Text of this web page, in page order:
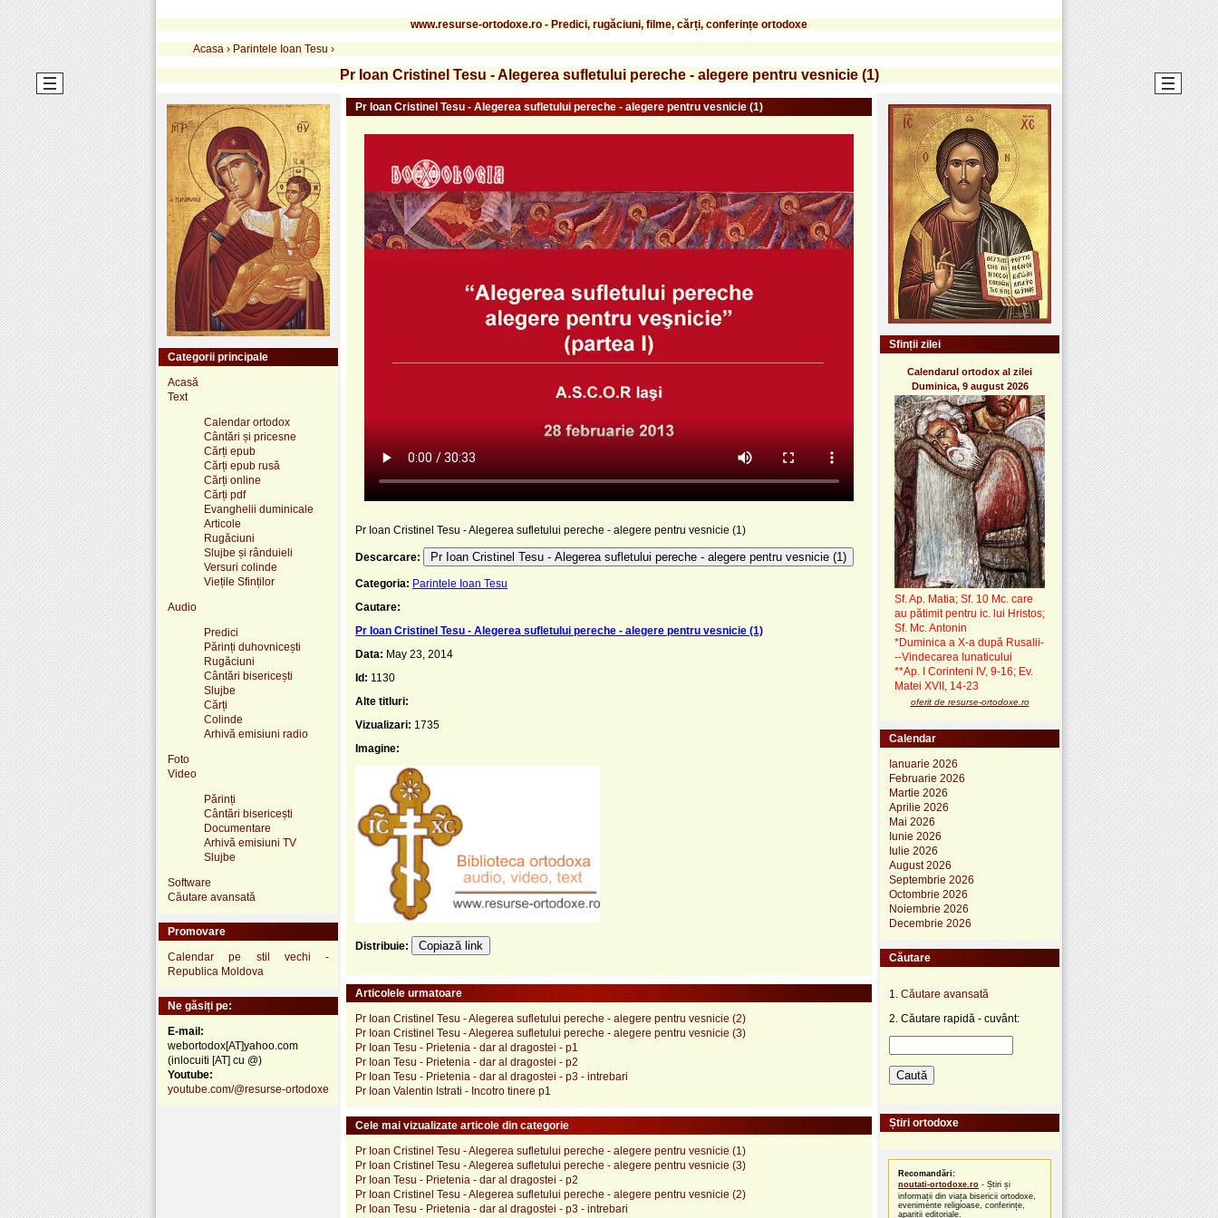
www.resurse-ortodoxe.ro - Predici, rugăciuni, filme, cărți, conferințe ortodoxe
Acasa › Parintele Ioan Tesu ›
Pr Ioan Cristinel Tesu - Alegerea sufletului pereche - alegere pentru vesnicie (1)
Pr Ioan Cristinel Tesu - Alegerea sufletului pereche - alegere pentru vesnicie (1)
Pr Ioan Cristinel Tesu - Alegerea sufletului pereche - alegere pentru vesnicie (1)
Descarcare: Pr Ioan Cristinel Tesu - Alegerea sufletului pereche - alegere pentru vesnicie (1)
Categoria: Parintele Ioan Tesu
Cautare:
Pr Ioan Cristinel Tesu - Alegerea sufletului pereche - alegere pentru vesnicie (1)
Data: May 23, 2014
Id: 1130
Alte titluri:
Vizualizari: 1735
Imagine:
Distribuie: Copiază link
Articolele urmatoare
Pr Ioan Cristinel Tesu - Alegerea sufletului pereche - alegere pentru vesnicie (2)
Pr Ioan Cristinel Tesu - Alegerea sufletului pereche - alegere pentru vesnicie (3)
Pr Ioan Tesu - Prietenia - dar al dragostei - p1
Pr Ioan Tesu - Prietenia - dar al dragostei - p2
Pr Ioan Tesu - Prietenia - dar al dragostei - p3 - intrebari
Pr Ioan Valentin Istrati - Incotro tinere p1
Cele mai vizualizate articole din categorie
Pr Ioan Cristinel Tesu - Alegerea sufletului pereche - alegere pentru vesnicie (1)
Pr Ioan Cristinel Tesu - Alegerea sufletului pereche - alegere pentru vesnicie (3)
Pr Ioan Tesu - Prietenia - dar al dragostei - p2
Pr Ioan Cristinel Tesu - Alegerea sufletului pereche - alegere pentru vesnicie (2)
Pr Ioan Tesu - Prietenia - dar al dragostei - p3 - intrebari
Categorii principale
Acasă
Text
Calendar ortodox
Cântări și pricesne
Cărți epub
Cărți epub rusă
Cărți online
Cărți pdf
Evanghelii duminicale
Articole
Rugăciuni
Slujbe și rânduieli
Versuri colinde
Viețile Sfinților
Audio
Predici
Părinți duhovnicești
Rugăciuni
Cântări bisericești
Slujbe
Cărți
Colinde
Arhivă emisiuni radio
Foto
Video
Părinți
Cântări bisericești
Documentare
Arhivă emisiuni TV
Slujbe
Software
Căutare avansată
Promovare
Calendar pe stil vechi -
Republica Moldova
Ne găsiți pe:
E-mail:
webortodox[AT]yahoo.com
(inlocuiti [AT] cu @)
Youtube:
youtube.com/@resurse-ortodoxe
Sfinții zilei
Calendarul ortodox al zilei
Duminica, 9 august 2026
Sf. Ap. Matia; Sf. 10 Mc. care
au pătimit pentru ic. lui Hristos;
Sf. Mc. Antonin
*Duminica a X-a după Rusalii-
--Vindecarea lunaticului
**Ap. I Corinteni IV, 9-16; Ev.
Matei XVII, 14-23
oferit de resurse-ortodoxe.ro
Calendar
Ianuarie 2026
Februarie 2026
Martie 2026
Aprilie 2026
Mai 2026
Iunie 2026
Iulie 2026
August 2026
Septembrie 2026
Octombrie 2026
Noiembrie 2026
Decembrie 2026
Căutare
1. Căutare avansată
2. Căutare rapidă - cuvânt:
Știri ortodoxe
Recomandări:
noutati-ortodoxe.ro - Știri și
informații din viața bisericii ortodoxe,
evenimente religioase, conferințe,
apariții editoriale.